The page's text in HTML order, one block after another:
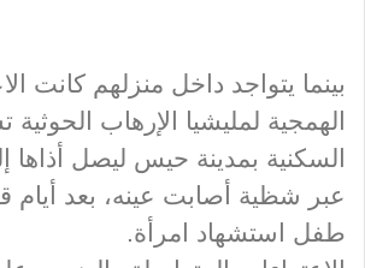
بينما يتواجد داخل منزلهم كانت
الهمجية لمليشيا الإرهاب الحوثية
السكنية بمدينة حيس ليصل أذاها
عبر شظية أصابت عينه، بعد أيام
طفل استشهاد امرأة.